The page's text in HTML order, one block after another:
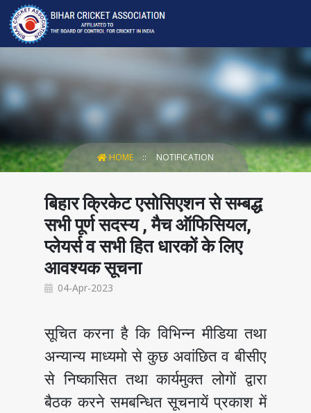
HOME NOTIFICATION
बिहार क्रिकेट एसोसिएशन से सम्बद्ध
सभी पूर्ण सदस्य , मैच ऑफिसियल,
प्लेयर्स व सभी हित धारकों के लिए
आवश्यक सूचना
04-Apr-2023
सूचित करना है कि विभिन्न मीडिया तथा
अन्यान्य माध्यमो से कुछ अवांछित व बीसीए
से निष्कासित तथा कार्यमुक्त लोगों द्वारा
बैठक करने समबन्धित सूचनायें प्रकाश में